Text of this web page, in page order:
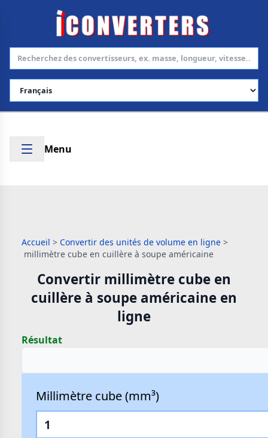
Choisir la langue
Menu
Accueil > Convertir des unités de volume en ligne >
millimètre cube en cuillère à soupe américaine
Convertir millimètre cube en
cuillère à soupe américaine en
ligne
Résultat
Millimètre cube (mm³)